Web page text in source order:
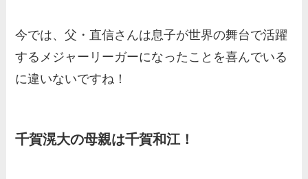
今では、父・直信さんは息子が世界の舞台で活躍
するメジャーリーガーになったことを喜んでいる
に違いないですね！
千賀滉大の母親は千賀和江！